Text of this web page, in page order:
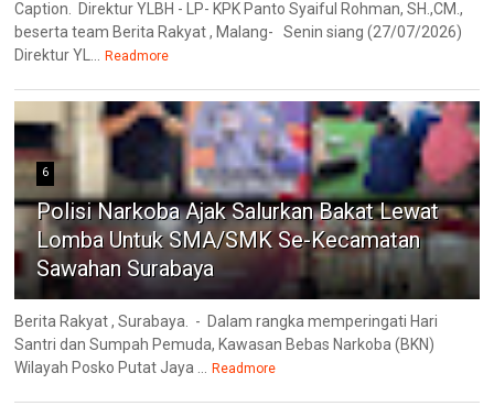
Caption. Direktur YLBH - LP- KPK Panto Syaiful Rohman, SH.,CM.,
beserta team Berita Rakyat , Malang- Senin siang (27/07/2026)
Direktur YL...
Readmore
6
Polisi Narkoba Ajak Salurkan Bakat Lewat
Lomba Untuk SMA/SMK Se-Kecamatan
Sawahan Surabaya
Berita Rakyat , Surabaya. - Dalam rangka memperingati Hari
Santri dan Sumpah Pemuda, Kawasan Bebas Narkoba (BKN)
Wilayah Posko Putat Jaya ...
Readmore